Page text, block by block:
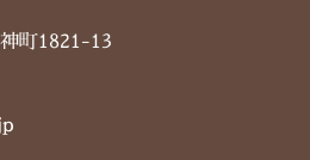
町1821-13